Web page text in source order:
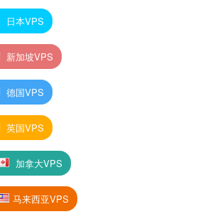
日本VPS
新加坡VPS
德国VPS
英国VPS
加拿大VPS
马来西亚VPS